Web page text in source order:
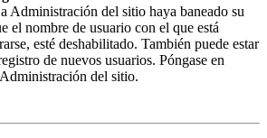
Administración del sitio haya baneado su
el nombre de usuario con el que está
esté deshabilitado. También puede estar
de nuevos usuarios. Póngase en
del sitio.